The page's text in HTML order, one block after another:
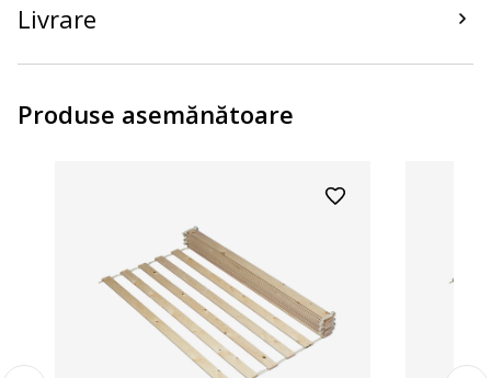
Livrare
Produse asemănătoare